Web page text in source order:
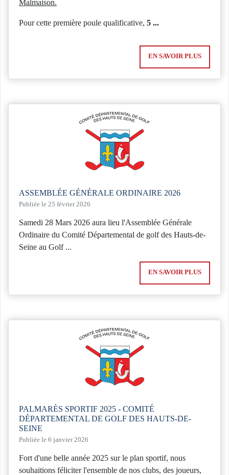
Malmaison.
Pour cette première poule qualificative, 5 ...
EN SAVOIR PLUS
ASSEMBLÉE GÉNÉRALE ORDINAIRE 2026
Publiée le 25 février 2026
Samedi 28 Mars 2026 aura lieu l'Assemblée Générale
Ordinaire du Comité Départemental de golf des Hauts-de-
Seine au Golf ...
EN SAVOIR PLUS
PALMARÈS SPORTIF 2025 - COMITÉ
DÉPARTEMENTAL DE GOLF DES HAUTS-DE-
SEINE
Publiée le 6 janvier 2026
Fort d'une belle année 2025 sur le plan sportif, nous
souhaitions féliciter l'ensemble de nos clubs, des joueurs,